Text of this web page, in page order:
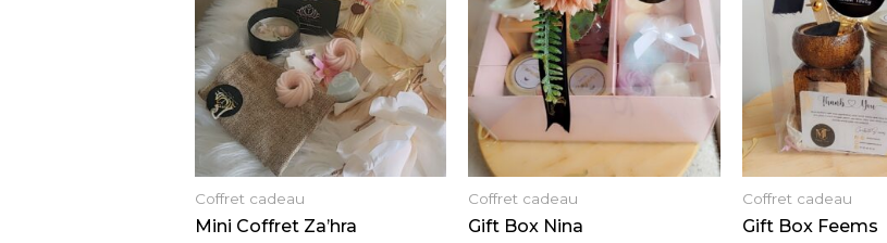
Coffret cadeau
Mini Coffret Za’hra
Coffret cadeau
Gift Box Nina
Coffret cadeau
Gift Box Feems